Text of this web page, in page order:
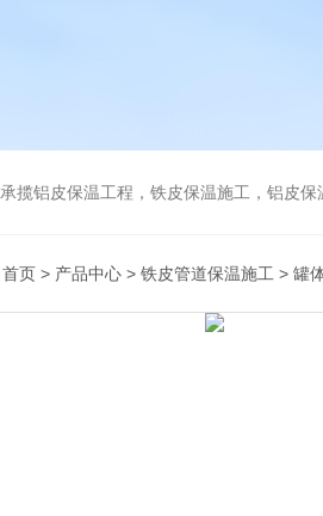
承揽铝皮保温工程，铁皮保温施工，铝皮
首页 > 产品中心 > 铁皮管道保温施工 > 罐